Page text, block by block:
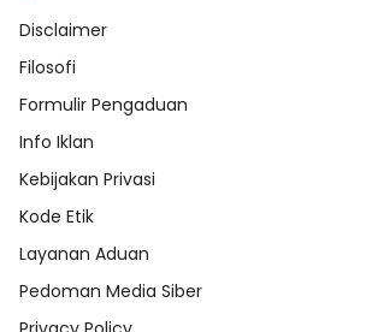
Disclaimer
Filosofi
Formulir Pengaduan
Info Iklan
Kebijakan Privasi
Kode Etik
Layanan Aduan
Pedoman Media Siber